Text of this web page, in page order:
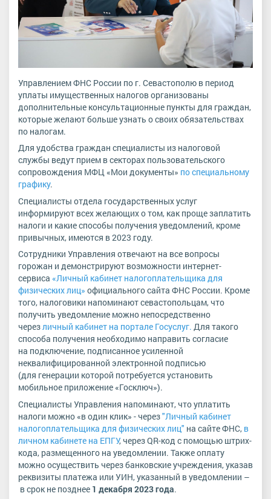
Управлением ФНС России по г. Севастополю в период
уплаты имущественных налогов организованы
дополнительные консультационные пункты для граждан,
которые желают больше узнать о своих обязательствах
по налогам.
Для удобства граждан специалисты из налоговой
службы ведут прием в секторах пользовательского
сопровождения МФЦ «Мои документы» по специальному
графику.
Специалисты отдела государственных услуг
информируют всех желающих о том, как проще заплатить
налоги и какие способы получения уведомлений, кроме
привычных, имеются в 2023 году.
Сотрудники Управления отвечают на все вопросы
горожан и демонстрируют возможности интернет-
сервиса «Личный кабинет налогоплательщика для
физических лиц» официального сайта ФНС России. Кроме
того, налоговики напоминают севастопольцам, что
получить уведомление можно непосредственно
черезличный кабинет на портале Госуслуг. Для такого
способа получения необходимо направить согласие
на подключение, подписанное усиленной
неквалифицированной электронной подписью
(для генерации которой потребуется установить
мобильное приложение «Госключ»).
Специалисты Управления напоминают, что уплатить
налоги можно «в один клик» - через"Личный кабинет
налогоплательщика для физических лиц" на сайте ФНС, в
личном кабинете на ЕПГУ, через QR-код с помощью штрих-
кода, размещенного на уведомлении. Также оплату
можно осуществить через банковские учреждения, указав
реквизиты платежа или УИН, указанный в уведомлении –
в срок не позднее 1 декабря 2023 года.